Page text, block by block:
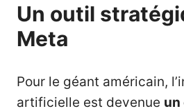
Un outil
Meta
Pour le géant américain,
artificielle est devenue un